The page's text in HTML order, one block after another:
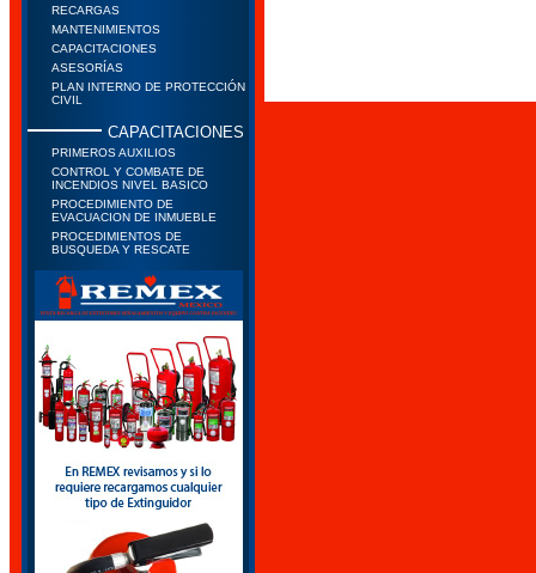
RECARGAS
MANTENIMIENTOS
CAPACITACIONES
ASESORÍAS
PLAN INTERNO DE PROTECCIÓN
CIVIL
CAPACITACIONES
PRIMEROS AUXILIOS
CONTROL Y COMBATE DE
INCENDIOS NIVEL BASICO
PROCEDIMIENTO DE
EVACUACION DE INMUEBLE
PROCEDIMIENTOS DE
BUSQUEDA Y RESCATE